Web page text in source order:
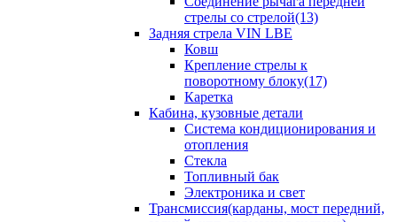
стрелы со стрелой(13)
Задняя стрела VIN LBE
Ковш
Крепление стрелы к
поворотному блоку(17)
Каретка
Кабина, кузовные детали
Система кондиционирования и
отопления
Стекла
Топливный бак
Электроника и свет
Трансмиссия(карданы, мост передний,